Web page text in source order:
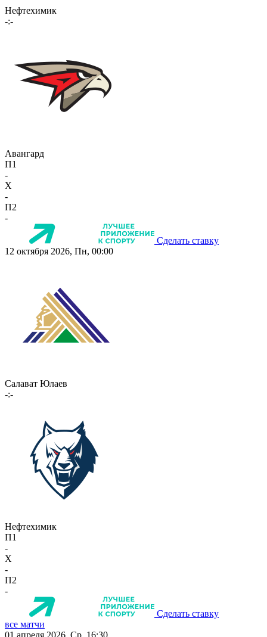
Нефтехимик
-:-
Авангард
П1
-
X
-
П2
-
Сделать ставку
12 октября 2026, Пн, 00:00
Салават Юлаев
-:-
Нефтехимик
П1
-
X
-
П2
-
Сделать ставку
все матчи